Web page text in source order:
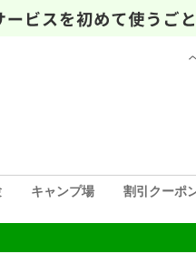
キャンプ場 割引クーポ